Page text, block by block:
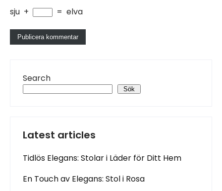
sju + = elva
Search
Sök
Latest articles
Tidlös Elegans: Stolar i Läder för Ditt Hem
En Touch av Elegans: Stol i Rosa